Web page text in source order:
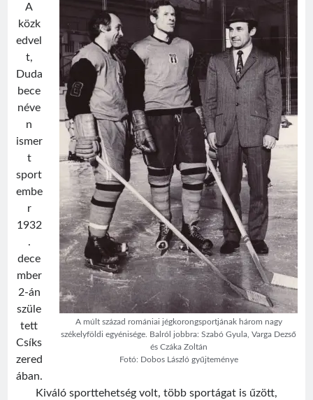
A múlt század romániai jégkorongsportjának három nagy
székelyföldi egyénisége. Balról jobbra: Szabó Gyula, Varga Dezső
és Czáka Zoltán
Fotó: Dobos László gyűjteménye
A
közk
edvel
t,
Duda
bece
néve
n
ismer
t
sport
embe
r
1932
.
dece
mber
2-án
szüle
tett
Csíks
zered
ában.
Kiváló sporttehetség volt, több sportágat is űzött,